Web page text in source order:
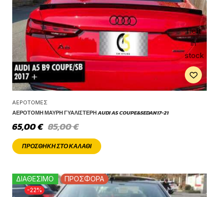
1 left
in
stock
ΑΕΡΟΤΟΜΈΣ
ΑΕΡΟΤΟΜΉ ΜΑΎΡΗ ΓΥΑΛΙΣΤΕΡΉ AUDI A5 COUPE&SEDAN17-21
85,00€
65,00€
ΠΡΟΣΘΉΚΗ ΣΤΟ ΚΑΛΆΘΙ
-22%
ΔΙΑΘΕΣΙΜΟ ΠΡΟΣΦΟΡΑ